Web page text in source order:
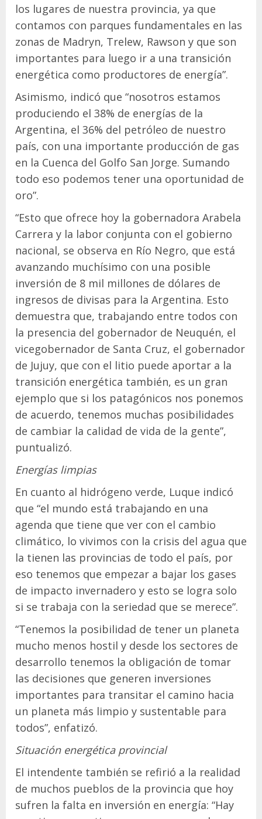
los lugares de nuestra provincia, ya que
contamos con parques fundamentales en las
zonas de Madryn, Trelew, Rawson y que son
importantes para luego ir a una transición
energética como productores de energía”.
Asimismo, indicó que “nosotros estamos
produciendo el 38% de energías de la
Argentina, el 36% del petróleo de nuestro
país, con una importante producción de gas
en la Cuenca del Golfo San Jorge. Sumando
todo eso podemos tener una oportunidad de
oro”.
“Esto que ofrece hoy la gobernadora Arabela
Carrera y la labor conjunta con el gobierno
nacional, se observa en Río Negro, que está
avanzando muchísimo con una posible
inversión de 8 mil millones de dólares de
ingresos de divisas para la Argentina. Esto
demuestra que, trabajando entre todos con
la presencia del gobernador de Neuquén, el
vicegobernador de Santa Cruz, el gobernador
de Jujuy, que con el litio puede aportar a la
transición energética también, es un gran
ejemplo que si los patagónicos nos ponemos
de acuerdo, tenemos muchas posibilidades
de cambiar la calidad de vida de la gente”,
puntualizó.
Energías limpias
En cuanto al hidrógeno verde, Luque indicó
que “el mundo está trabajando en una
agenda que tiene que ver con el cambio
climático, lo vivimos con la crisis del agua que
la tienen las provincias de todo el país, por
eso tenemos que empezar a bajar los gases
de impacto invernadero y esto se logra solo
si se trabaja con la seriedad que se merece”.
“Tenemos la posibilidad de tener un planeta
mucho menos hostil y desde los sectores de
desarrollo tenemos la obligación de tomar
las decisiones que generen inversiones
importantes para transitar el camino hacia
un planeta más limpio y sustentable para
todos”, enfatizó.
Situación energética provincial
El intendente también se refirió a la realidad
de muchos pueblos de la provincia que hoy
sufren la falta en inversión en energía: “Hay